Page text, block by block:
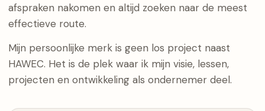
afspraken nakomen en altijd zoeken naar de meest
effectieve route.
Mijn persoonlijke merk is geen los project naast
HAWEC. Het is de plek waar ik mijn visie, lessen,
projecten en ontwikkeling als ondernemer deel.